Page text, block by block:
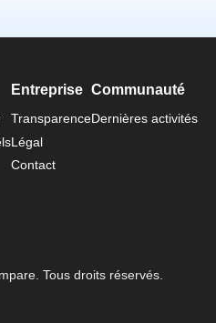
Entreprise
Transparence
Légal
Contact
Communauté
Dernières activités
Tous droits réservés.